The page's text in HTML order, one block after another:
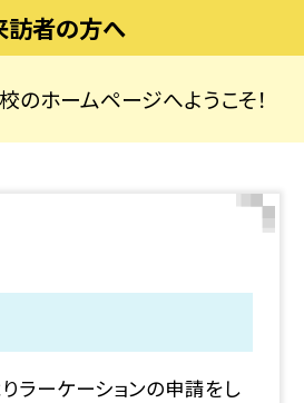
訪者の方へ
ホームページへようこそ！
ラーケーションの申請をし